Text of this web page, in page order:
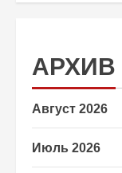
АРХИВ
Август 2026
Июль 2026